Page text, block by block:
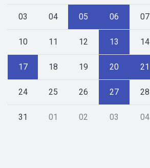
03 04 05 06 07
10 11 12 13 14
17 18 19 20 21
24 25 26 27 28
31 01 02 03 04